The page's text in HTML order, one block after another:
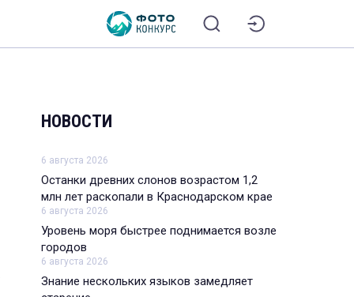
НОВОСТИ
6 августа 2026
Останки древних слонов возрастом 1,2
млн лет раскопали в Краснодарском крае
6 августа 2026
Уровень моря быстрее поднимается возле
городов
6 августа 2026
Знание нескольких языков замедляет